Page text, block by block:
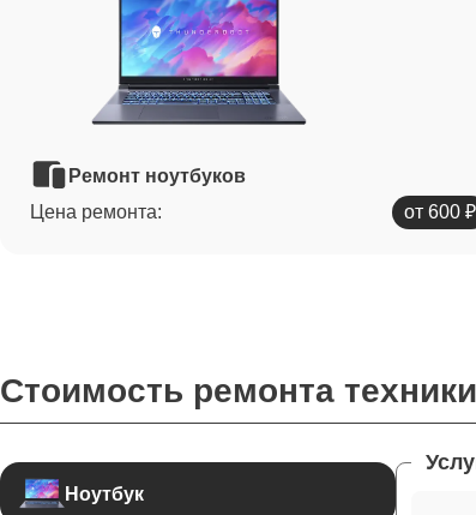
Ремонт ноутбуков
Цена ремонта:
от 600 ₽
Стоимость ремонта техники
Ноутбук